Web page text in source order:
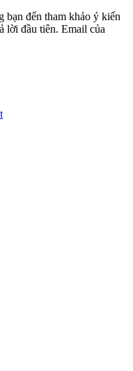
bạn đến tham khảo ý kiến
lời đầu tiên. Email của